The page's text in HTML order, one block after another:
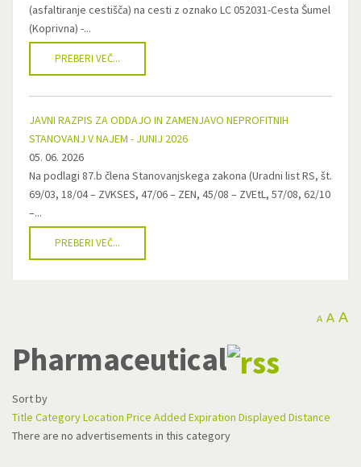
(asfaltiranje cestišča) na cesti z oznako LC 052031-Cesta Šumel
(Koprivna) -...
PREBERI VEČ...
JAVNI RAZPIS ZA ODDAJO IN ZAMENJAVO NEPROFITNIH
STANOVANJ V NAJEM - JUNIJ 2026
05. 06. 2026
Na podlagi 87.b člena Stanovanjskega zakona (Uradni list RS, št.
69/03, 18/04 – ZVKSES, 47/06 – ZEN, 45/08 – ZVEtL, 57/08, 62/10
–...
PREBERI VEČ...
A A A
Pharmaceutical
Sort by
Title CategoryLocation Price Added Expiration Displayed Distance
There are no advertisements in this category